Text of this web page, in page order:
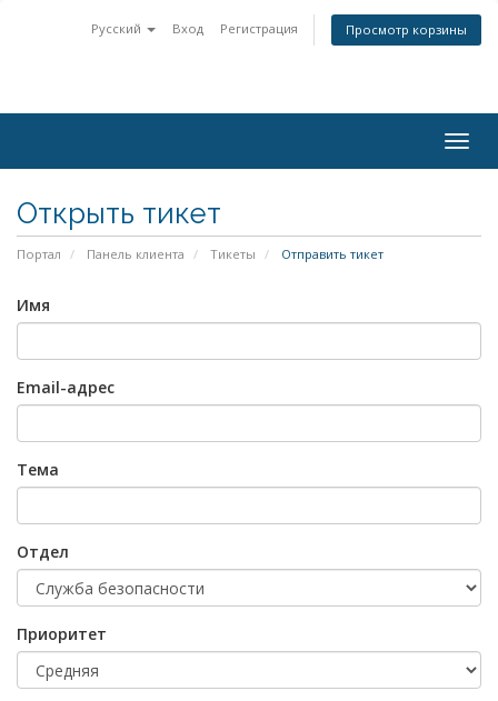
Русский Вход Регистрация Просмотр корзины
Открыть тикет
Портал Панель клиента Тикеты Отправить тикет
Имя
Email-адрес
Тема
Отдел
Приоритет